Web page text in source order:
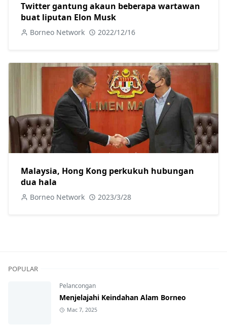
Twitter gantung akaun beberapa wartawan
buat liputan Elon Musk
Borneo Network 2022/12/16
Malaysia, Hong Kong perkukuh hubungan
dua hala
Borneo Network 2023/3/28
POPULAR
Pelancongan
Menjelajahi Keindahan Alam Borneo
Mac 7, 2025